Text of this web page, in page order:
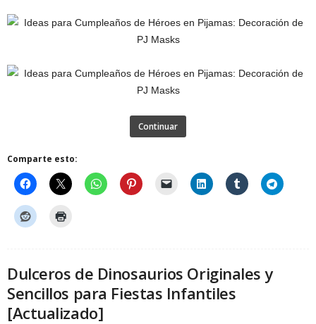
Continuar
Comparte esto:
Dulceros de Dinosaurios Originales y
Sencillos para Fiestas Infantiles
[Actualizado]